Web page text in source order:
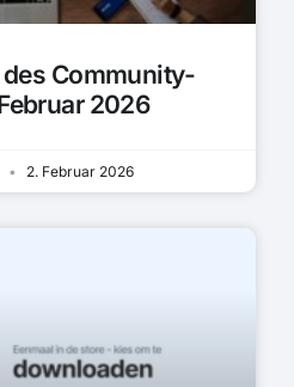
Community-
2026
2. Februar 2026